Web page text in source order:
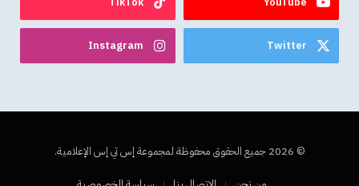
Twitter
Instagram
© 2026 جميع الحقوق محفوظة لمجموعة إس تي إس الإعلامية.